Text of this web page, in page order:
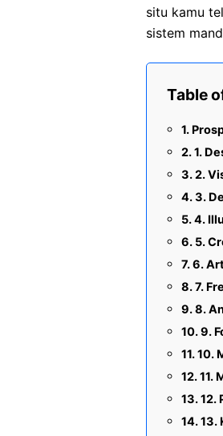
situ kamu
sistem
Table
1.
2.
3.
4.
5.
6.
7.
8.
9.
10.
11.
12.
13.